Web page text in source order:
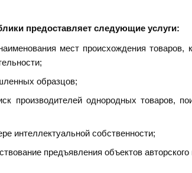
предоставляет следующие услуги:
мест происхождения
образцов;
производителей однородных товаров,
интеллектуальной собственности;
предъявления объектов авторского